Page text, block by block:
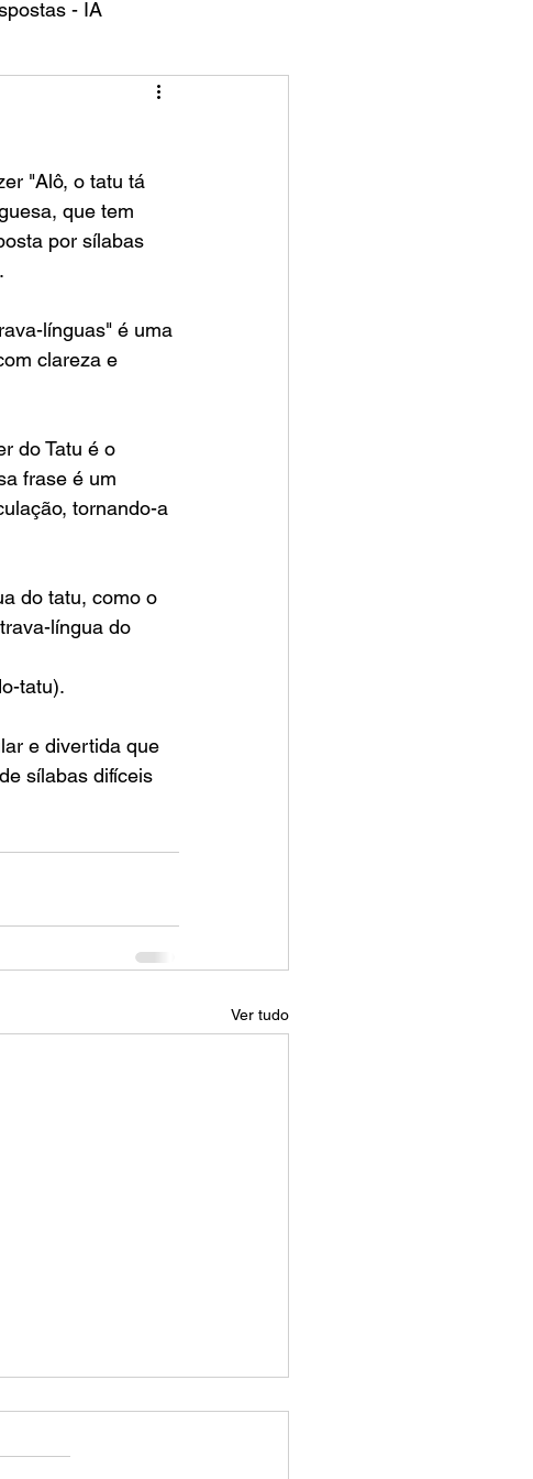
- IA
que tem
por sílabas
línguas" é uma
clareza e
do Tatu é o
frase é um
tornando-a
do tatu, como o
língua do
tatu).
e divertida que
sílabas difíceis
Ver tudo
é o tamanho de 16:9?
tamanho de 16:9 é uma